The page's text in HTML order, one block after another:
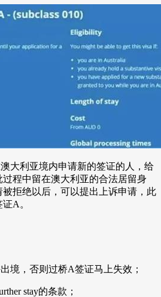
大利亚境内申请新的签证的人，给
程中留在澳大利亚的合法居留身
拒绝以后，可以提出上诉申请，此
A。
境，否则过桥A签证马上失效；
stay的条款；